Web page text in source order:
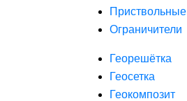
Ограничители
Георешётка
Геосетка
Геокомпозит